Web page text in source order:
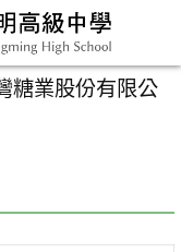
糖業股份有限公